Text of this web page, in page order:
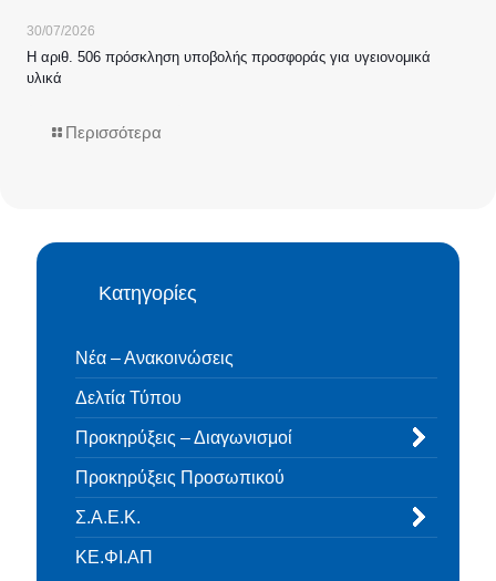
30/07/2026
Η αριθ. 506 πρόσκληση υποβολής προσφοράς για υγειονομικά
υλικά
Περισσότερα
Κατηγορίες
Νέα – Ανακοινώσεις
Δελτία Τύπου
Προκηρύξεις – Διαγωνισμοί
Προκηρύξεις Προσωπικού
Σ.Α.Ε.Κ.
ΚΕ.ΦΙ.ΑΠ